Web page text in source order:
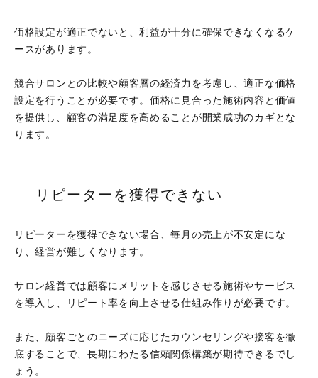
価格設定が適正でないと、利益が十分に確保できなくなるケ
ースがあります。
競合サロンとの比較や顧客層の経済力を考慮し、適正な価格
設定を行うことが必要です。価格に見合った施術内容と価値
を提供し、顧客の満足度を高めることが開業成功のカギとな
ります。
リピーターを獲得できない
リピーターを獲得できない場合、毎月の売上が不安定にな
り、経営が難しくなります。
サロン経営では顧客にメリットを感じさせる施術やサービス
を導入し、リピート率を向上させる仕組み作りが必要です。
また、顧客ごとのニーズに応じたカウンセリングや接客を徹
底することで、長期にわたる信頼関係構築が期待できるでし
ょう。